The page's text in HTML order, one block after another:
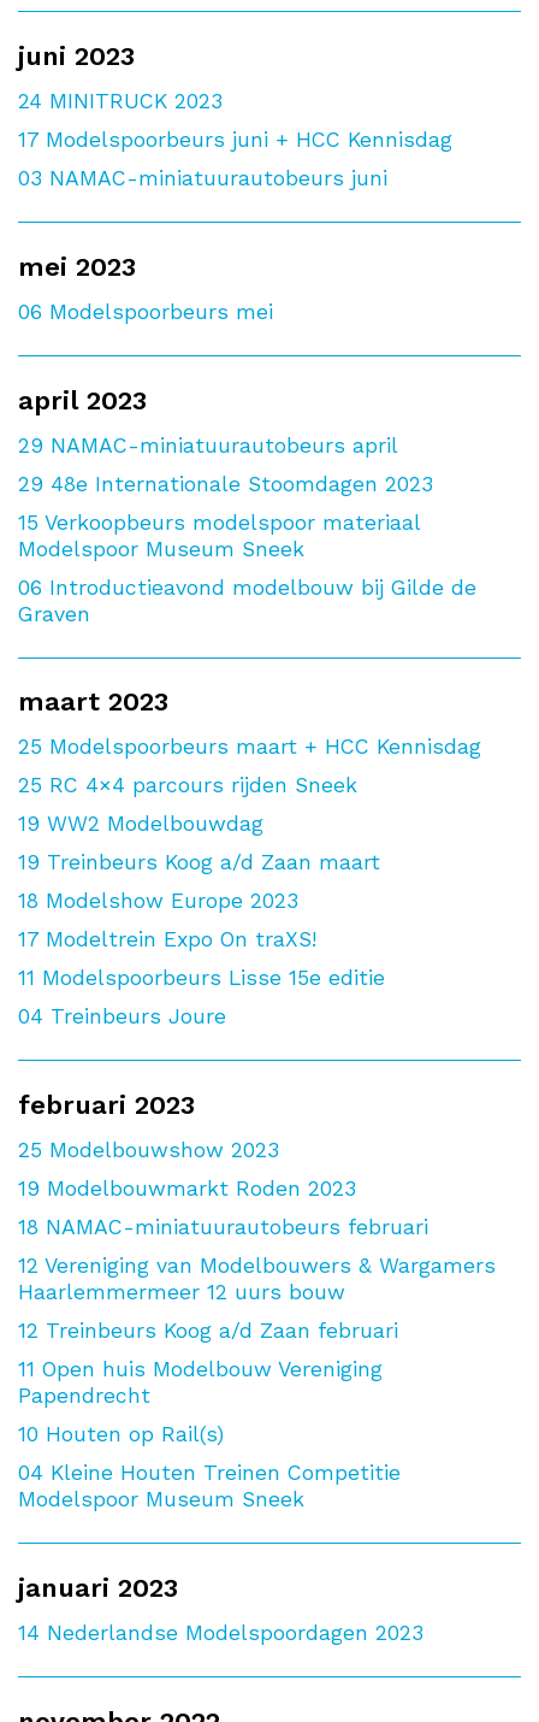
juni 2023
24 MINITRUCK 2023
17 Modelspoorbeurs juni + HCC Kennisdag
03 NAMAC-miniatuurautobeurs juni
mei 2023
06 Modelspoorbeurs mei
april 2023
29 NAMAC-miniatuurautobeurs april
29 48e Internationale Stoomdagen 2023
15 Verkoopbeurs modelspoor materiaal
Modelspoor Museum Sneek
06 Introductieavond modelbouw bij Gilde de
Graven
maart 2023
25 Modelspoorbeurs maart + HCC Kennisdag
25 RC 4×4 parcours rijden Sneek
19 WW2 Modelbouwdag
19 Treinbeurs Koog a/d Zaan maart
18 Modelshow Europe 2023
17 Modeltrein Expo On traXS!
11 Modelspoorbeurs Lisse 15e editie
04 Treinbeurs Joure
februari 2023
25 Modelbouwshow 2023
19 Modelbouwmarkt Roden 2023
18 NAMAC-miniatuurautobeurs februari
12 Vereniging van Modelbouwers & Wargamers
Haarlemmermeer 12 uurs bouw
12 Treinbeurs Koog a/d Zaan februari
11 Open huis Modelbouw Vereniging
Papendrecht
10 Houten op Rail(s)
04 Kleine Houten Treinen Competitie
Modelspoor Museum Sneek
januari 2023
14 Nederlandse Modelspoordagen 2023